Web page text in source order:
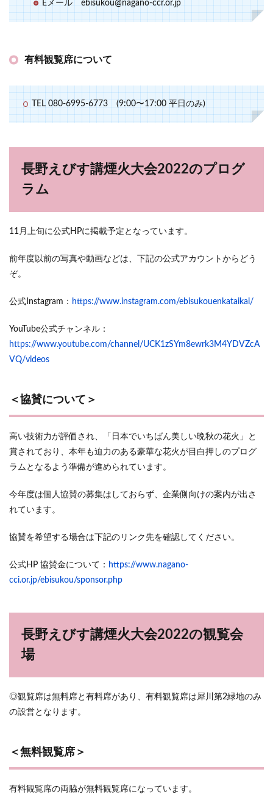
Eメール ebisukou@nagano-ccr.or.jp
有料観覧席について
TEL 080-6995-6773 (9:00〜17:00 平日のみ)
長野えびす講煙火大会2022のプログ
ラム
11月上旬に公式HPに掲載予定となっています。
前年度以前の写真や動画などは、下記の公式アカウントからどう
ぞ。
公式Instagram： https://www.instagram.com/ebisukouenkataikai/
YouTube公式チャンネル：
https://www.youtube.com/channel/UCK1zSYm8ewrk3M4YDVZcA
VQ/videos
＜協賛について＞
高い技術力が評価され、「日本でいちばん美しい晩秋の花火」と
賞されており、本年も迫力のある豪華な花火が目白押しのプログ
ラムとなるよう準備が進められています。
今年度は個人協賛の募集はしておらず、企業側向けの案内が出さ
れています。
協賛を希望する場合は下記のリンク先を確認してください。
公式HP 協賛金について： https://www.nagano-
cci.or.jp/ebisukou/sponsor.php
長野えびす講煙火大会2022の観覧会
場
◎観覧席は無料席と有料席があり、有料観覧席は犀川第2緑地のみ
の設営となります。
＜無料観覧席＞
有料観覧席の両脇が無料観覧席になっています。